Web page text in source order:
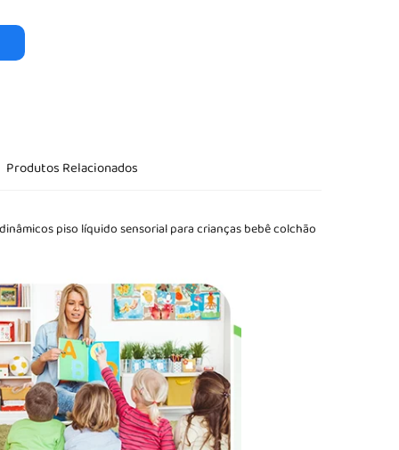
Produtos Relacionados
piso líquido sensorial para crianças bebê colchão